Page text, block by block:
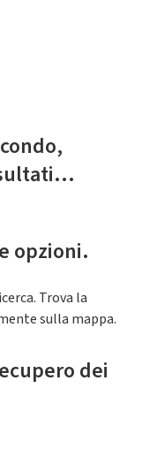
opzioni.
Trova la
sulla mappa.
dei